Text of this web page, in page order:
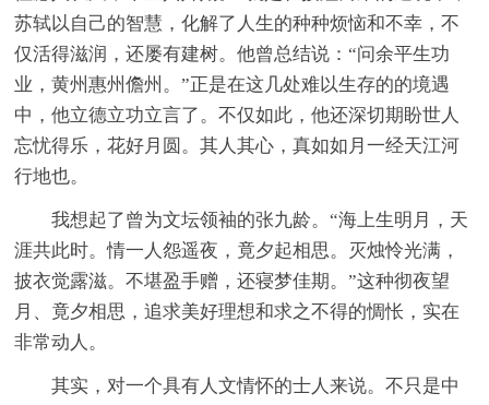
苏轼以自己的智慧，化解了人生的种种烦恼和不幸，不
仅活得滋润，还屡有建树。他曾总结说：“问余平生功
业，黄州惠州儋州。”正是在这几处难以生存的的境遇
中，他立德立功立言了。不仅如此，他还深切期盼世人
忘忧得乐，花好月圆。其人其心，真如如月一经天江河
行地也。
我想起了曾为文坛领袖的张九龄。“海上生明月，天
涯共此时。情一人怨遥夜，竟夕起相思。灭烛怜光满，
披衣觉露滋。不堪盈手赠，还寝梦佳期。”这种彻夜望
月、竟夕相思，追求美好理想和求之不得的惆怅，实在
非常动人。
其实，对一个具有人文情怀的士人来说。不只是中